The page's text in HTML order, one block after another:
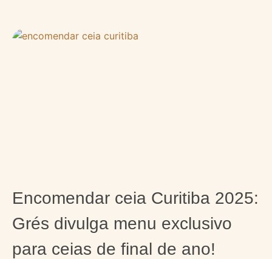
Encomendar ceia Curitiba 2025:
Grés divulga menu exclusivo
para ceias de final de ano!